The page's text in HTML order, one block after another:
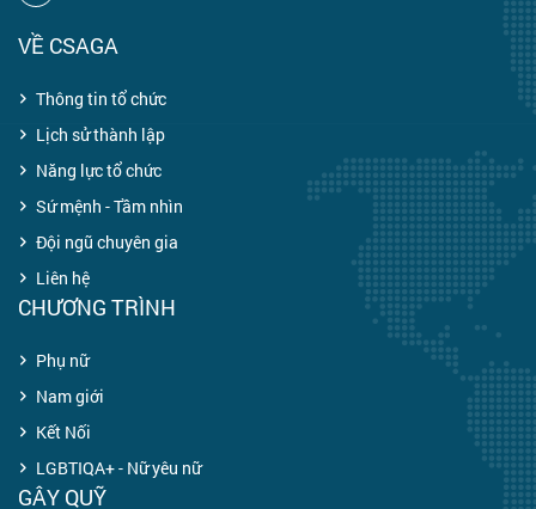
VỀ CSAGA
Thông tin tổ chức
Lịch sử thành lập
Năng lực tổ chức
Sứ mệnh - Tầm nhìn
Đội ngũ chuyên gia
Liên hệ
CHƯƠNG TRÌNH
Phụ nữ
Nam giới
Kết Nối
LGBTIQA+ - Nữ yêu nữ
GÂY QUỸ